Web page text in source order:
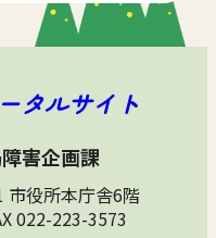
タルサイト
害企画課
市役所本庁舎6階
022-223-3573